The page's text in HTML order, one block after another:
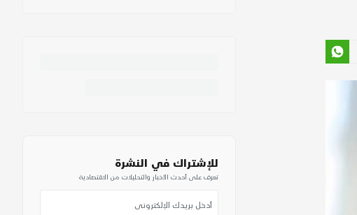
للإشتراك في النشرة
تعرف على أحدث الأخبار والتحليلات من الاقتصادية